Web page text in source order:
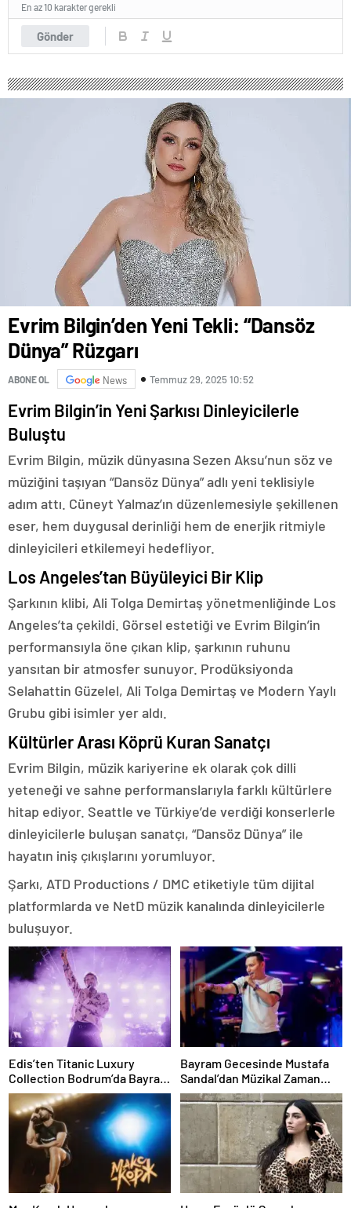
Gönder
En az 10 karakter gerekli
Evrim Bilgin’den Yeni Tekli: “Dansöz
Dünya” Rüzgarı
ABONE OL News Temmuz 29, 2025 10:52
Evrim Bilgin’in Yeni Şarkısı Dinleyicilerle
Buluştu
Evrim Bilgin, müzik dünyasına Sezen Aksu’nun söz ve
müziğini taşıyan “Dansöz Dünya” adlı yeni teklisiyle
adım attı. Cüneyt Yalmaz’ın düzenlemesiyle şekillenen
eser, hem duygusal derinliği hem de enerjik ritmiyle
dinleyicileri etkilemeyi hedefliyor.
Los Angeles’tan Büyüleyici Bir Klip
Şarkının klibi, Ali Tolga Demirtaş yönetmenliğinde Los
Angeles’ta çekildi. Görsel estetiği ve Evrim Bilgin’in
performansıyla öne çıkan klip, şarkının ruhunu
yansıtan bir atmosfer sunuyor. Prodüksiyonda
Selahattin Güzelel, Ali Tolga Demirtaş ve Modern Yaylı
Grubu gibi isimler yer aldı.
Kültürler Arası Köprü Kuran Sanatçı
Evrim Bilgin, müzik kariyerine ek olarak çok dilli
yeteneği ve sahne performanslarıyla farklı kültürlere
hitap ediyor. Seattle ve Türkiye’de verdiği konserlerle
dinleyicilerle buluşan sanatçı, “Dansöz Dünya” ile
hayatın iniş çıkışlarını yorumluyor.
Şarkı, ATD Productions / DMC etiketiyle tüm dijital
platformlarda ve NetD müzik kanalında dinleyicilerle
buluşuyor.
Edis’ten Titanic Luxury
Collection Bodrum’da Bayram
Gecesine Damga Vuran
Performans
Bayram Gecesinde Mustafa
Sandal’dan Müzikal Zaman
Yolculuğu